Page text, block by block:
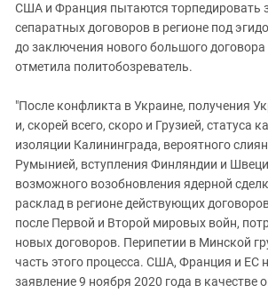
США и Франция пытаются торпедировать
сепаратных договоров в регионе под
до заключения нового большого договора
отметила политобозреватель.
"После конфликта в Украине, получения
и, скорей всего, скоро и Грузией, статуса
изоляции Калининграда, вероятного
Румынией, вступления Финляндии и
возможного возобновления ядерной
расклад в регионе действующих
после Первой и Второй мировых войн,
новых договоров. Перипетии в Минской
часть этого процесса. США, Франция и ЕС
заявление 9 ноября 2020 года в качестве